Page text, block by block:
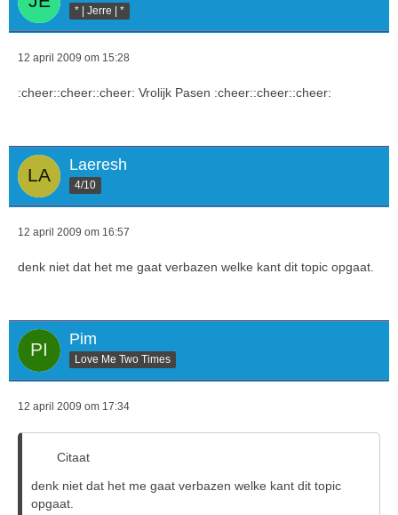
* | Jerre | *
12 april 2009 om 15:28
:cheer::cheer::cheer: Vrolijk Pasen :cheer::cheer::cheer:
Laeresh
4/10
12 april 2009 om 16:57
denk niet dat het me gaat verbazen welke kant dit topic opgaat.
Pim
Love Me Two Times
12 april 2009 om 17:34
Citaat
denk niet dat het me gaat verbazen welke kant dit topic
opgaat.